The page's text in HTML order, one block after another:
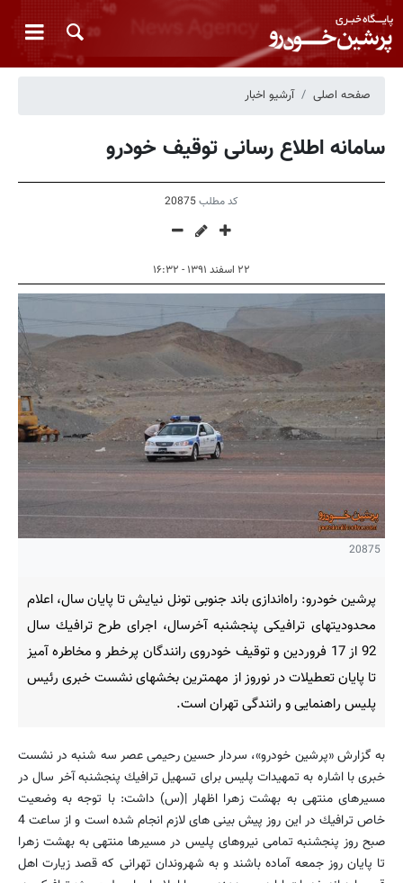
صفحه اصلی آرشیو اخبار
سامانه اطلاع رسانی توقیف خودرو
کد مطلب20875
۲۲ اسفند ۱۳۹۱ - ۱۶:۳۲
20875
پرشین خودرو: راه‌اندازی باند جنوبی تونل نیایش تا پایان سال، اعلام
محدودیتهای ترافیكی پنجشنبه آخرسال، اجرای طرح ترافیك سال
92 از 17 فروردین و توقیف خودروی رانندگان پرخطر و مخاطره آمیز
تا پایان تعطیلات در نوروز از مهمترین بخشهای نشست خبری رئیس
پلیس راهنمایی و رانندگی تهران است.
به گزارش «پرشین خودرو»، سردار حسین رحیمی عصر سه شنبه در نشست
خبری با اشاره به تمهیدات پلیس برای تسهیل ترافیك پنجشنبه آخر سال در
مسیرهای منتهی به بهشت زهرا اظهار |(س) داشت: با توجه به وضعیت
خاص ترافیك در این روز پیش بینی های لازم انجام شده است و از ساعت 4
صبح روز پنجشنبه تمامی نیروهای پلیس در مسیرها منتهی به بهشت زهرا
تا پایان روز جمعه آماده باشند و به شهروندان تهرانی كه قصد زیارت اهل